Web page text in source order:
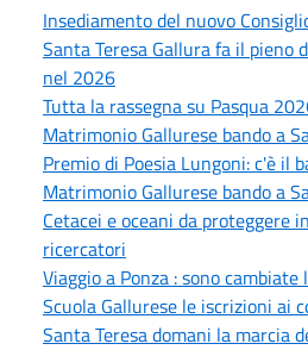
Insediamento del nuovo
Santa Teresa Gallura fa il pieno
nel 2026
Tutta la rassegna su Pasqua
Matrimonio Gallurese bando a
Premio di Poesia Lungoni: c'è il
Matrimonio Gallurese bando a
Cetacei e oceani da proteggere
ricercatori
Viaggio a Ponza : sono cambiate
Scuola Gallurese le iscrizioni ai
Santa Teresa domani la marcia